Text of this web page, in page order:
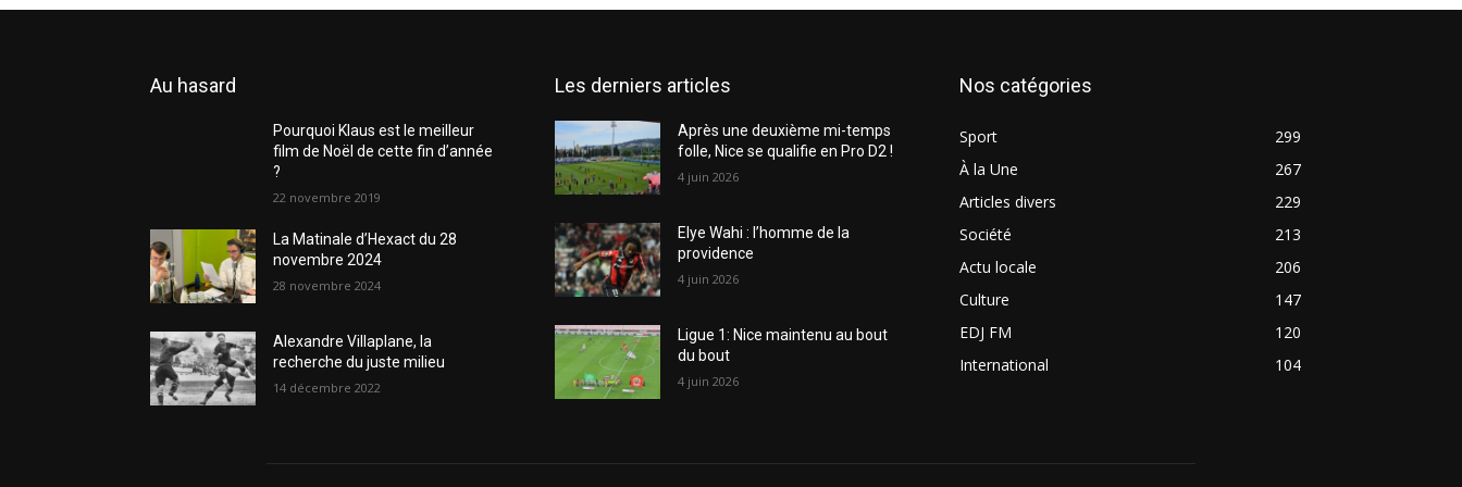
Au hasard
Pourquoi Klaus est le meilleur
film de Noël de cette fin d’année
?
22 novembre 2019
La Matinale d’Hexact du 28
novembre 2024
28 novembre 2024
Alexandre Villaplane, la
recherche du juste milieu
14 décembre 2022
Les derniers articles
Après une deuxième mi-temps
folle, Nice se qualifie en Pro D2 !
4 juin 2026
Elye Wahi : l’homme de la
providence
4 juin 2026
Ligue 1: Nice maintenu au bout
du bout
4 juin 2026
Nos catégories
Sport
299
À la Une
267
Articles divers
229
Société
213
Actu locale
206
Culture
147
EDJ FM
120
International
104